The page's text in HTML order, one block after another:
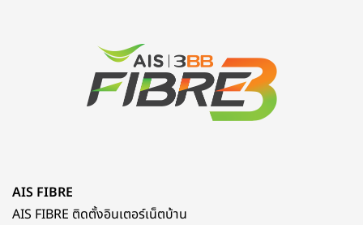
AIS FIBRE
AIS FIBRE ติดตั้งอินเตอร์เน็ตบ้าน